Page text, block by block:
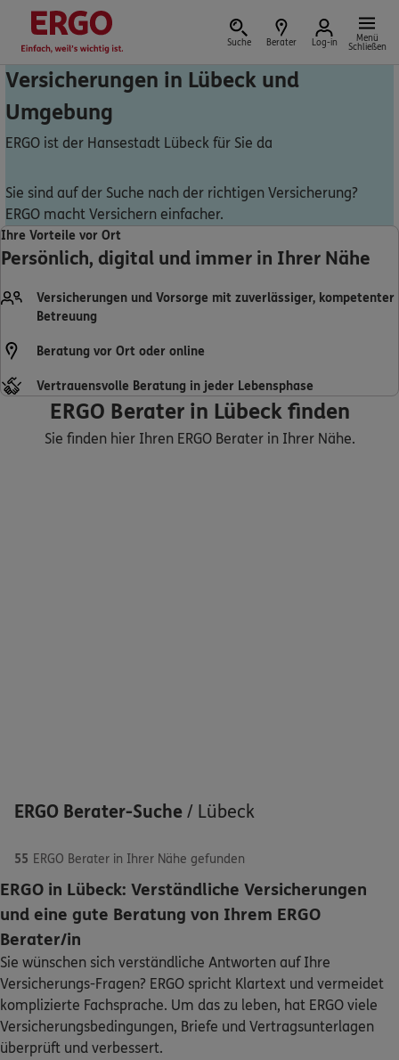
Suche Berater Log-in
Menü
Schließen
Versicherung vor Ort
Schaden oder Leistungsfall melden
Bequem online oder telefonisch
Nicht sicher, was Sie benötigen?
Schaden oder Leistungsfall melden
Bequem online oder telefonisch
Rechnung einreichen
Versicherungen in Lübeck und
Umgebung
ERGO ist der Hansestadt Lübeck für Sie da
Sie sind auf der Suche nach der richtigen Versicherung?
ERGO macht Versichern einfacher.
Ihre Vorteile vor Ort
Persönlich, digital und immer in Ihrer Nähe
Versicherungen und Vorsorge mit zuverlässiger, kompetenter
Betreuung
Beratung vor Ort oder online
Vertrauensvolle Beratung in jeder Lebensphase
ERGO Berater in Lübeck finden
Sie finden hier Ihren ERGO Berater in Ihrer Nähe.
ERGO Berater-Suche / Lübeck
55 ERGO Berater in Ihrer Nähe gefunden
Marius Zagorski
Homepage besuchen
ERGO
Cornelius Jades
Kronsforder Allee 25,23560 Lübeck(0.8 km)
Homepage besuchen
ERGO in Lübeck: Verständliche Versicherungen
und eine gute Beratung von Ihrem ERGO
Berater/in
Sie wünschen sich verständliche Antworten auf Ihre
Versicherungs-Fragen? ERGO spricht Klartext und vermeidet
komplizierte Fachsprache. Um das zu leben, hat ERGO viele
Versicherungsbedingungen, Briefe und Vertragsunterlagen
überprüft und verbessert.